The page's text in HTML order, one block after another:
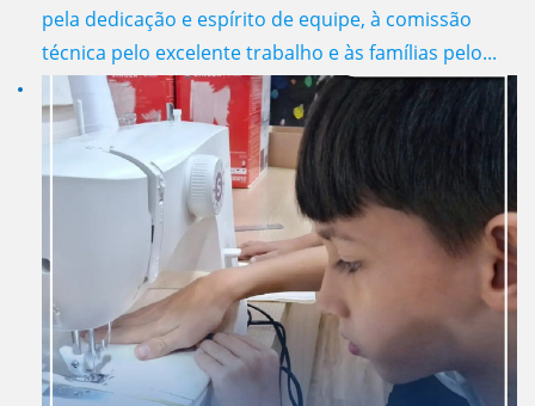
pela dedicação e espírito de equipe, à comissão
técnica pelo excelente trabalho e às famílias pelo...